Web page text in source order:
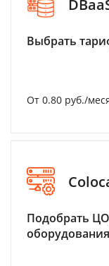
Выбрать
От 0.80 руб./
Подобрать
оборудования